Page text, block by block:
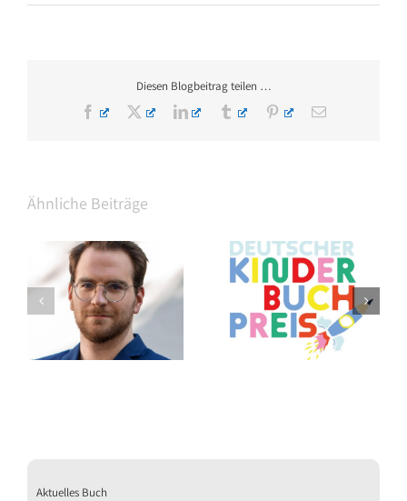
Diesen Blogbeitrag teilen …
Facebook
X LinkedInTumblr PinterestE-
Ähnliche Beiträge
Shortlist des Deutschen
Kinderbuchpreises 2026
Thalia eröffnet am
Grazer Hauptplatz auf 3
Etagen
Aktuelles Buch